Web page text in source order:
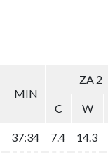
MIN
ZA 2
C
W
37:34 7.4 14.3
MIN
ZA 2
C
W
37:34 7.4 14.3